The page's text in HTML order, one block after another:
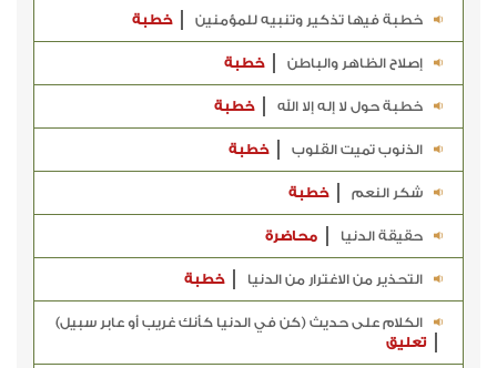
خطبة فيها تذكير وتنبيه للمؤمنين خطبة
إصلاح الظاهر والباطن خطبة
خطبة حول لا إله إلا الله خطبة
الذنوب تميت القلوب خطبة
شكر النعم خطبة
حقيقة الدنيا محاضرة
التحذير من الاغترار من الدنيا خطبة
الكلام على حديث (كن في الدنيا كأنك غريب أو عابر سبيل)
تعليق